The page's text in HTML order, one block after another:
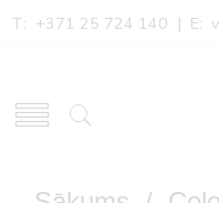
T: +371 25 724 140 | E: